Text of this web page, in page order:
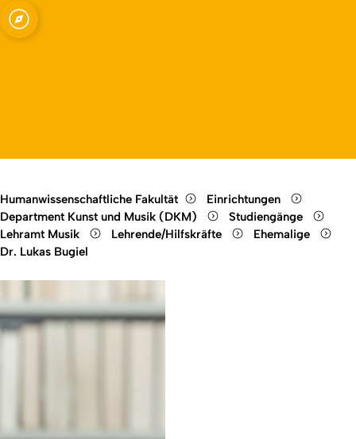
Open quicklink menu
Humanwissenschaftliche Fakultät
Einrichtungen
Department Kunst und Musik (DKM)
Studiengänge
Lehramt Musik
Lehrende/Hilfskräfte
Ehemalige
Dr. Lukas Bugiel